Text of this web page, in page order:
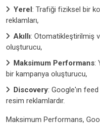
Yerel: Trafiği fiziksel bir
reklamları,
Akıllı: Otomatikleştirilmiş
oluşturucu‍,
Maksimum Performans:
bir kampanya oluşturucu,
Discovery: Google'ın
resim reklamlardır.
Maksimum Performans,